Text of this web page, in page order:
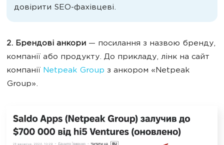
довірити SEO-фахівцеві.
2. Брендові анкори — посилання з назвою бренду,
компанії або продукту. До прикладу, лінк на сайт
компанії Netpeak Group з анкором «Netpeak
Group».